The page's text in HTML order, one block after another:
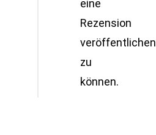
eine
Rezension
veröffentlichen
zu
können.